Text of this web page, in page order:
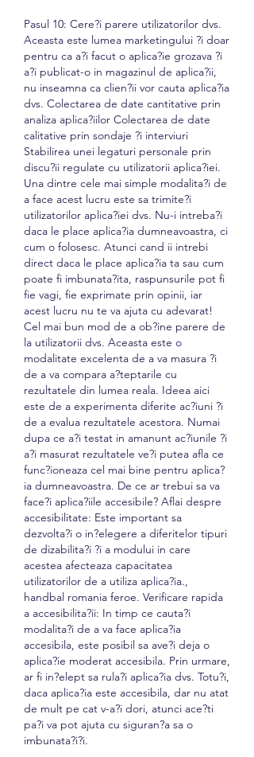
Pasul 10: Cere?i parere utilizatorilor dvs.
Aceasta este lumea marketingului ?i doar
pentru ca a?i facut o aplica?ie grozava ?i
a?i publicat-o in magazinul de aplica?ii,
nu inseamna ca clien?ii vor cauta aplica?ia
dvs. Colectarea de date cantitative prin
analiza aplica?iilor Colectarea de date
calitative prin sondaje ?i interviuri
Stabilirea unei legaturi personale prin
discu?ii regulate cu utilizatorii aplica?iei.
Una dintre cele mai simple modalita?i de
a face acest lucru este sa trimite?i
utilizatorilor aplica?iei dvs. Nu-i intreba?i
daca le place aplica?ia dumneavoastra, ci
cum o folosesc. Atunci cand ii intrebi
direct daca le place aplica?ia ta sau cum
poate fi imbunata?ita, raspunsurile pot fi
fie vagi, fie exprimate prin opinii, iar
acest lucru nu te va ajuta cu adevarat!
Cel mai bun mod de a ob?ine parere de
la utilizatorii dvs. Aceasta este o
modalitate excelenta de a va masura ?i
de a va compara a?teptarile cu
rezultatele din lumea reala. Ideea aici
este de a experimenta diferite ac?iuni ?i
de a evalua rezultatele acestora. Numai
dupa ce a?i testat in amanunt ac?iunile ?i
a?i masurat rezultatele ve?i putea afla ce
func?ioneaza cel mai bine pentru aplica?
ia dumneavoastra. De ce ar trebui sa va
face?i aplica?iile accesibile? Aflai despre
accesibilitate: Este important sa
dezvolta?i o in?elegere a diferitelor tipuri
de dizabilita?i ?i a modului in care
acestea afecteaza capacitatea
utilizatorilor de a utiliza aplica?ia.,
handbal romania feroe. Verificare rapida
a accesibilita?ii: In timp ce cauta?i
modalita?i de a va face aplica?ia
accesibila, este posibil sa ave?i deja o
aplica?ie moderat accesibila. Prin urmare,
ar fi in?elept sa rula?i aplica?ia dvs. Totu?i,
daca aplica?ia este accesibila, dar nu atat
de mult pe cat v-a?i dori, atunci ace?ti
pa?i va pot ajuta cu siguran?a sa o
imbunata?i?i.